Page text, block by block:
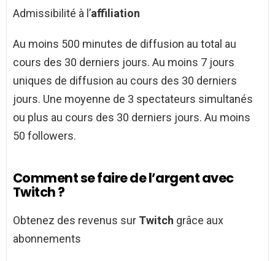
Admissibilité à l’affiliation
Au moins 500 minutes de diffusion au total au
cours des 30 derniers jours. Au moins 7 jours
uniques de diffusion au cours des 30 derniers
jours. Une moyenne de 3 spectateurs simultanés
ou plus au cours des 30 derniers jours. Au moins
50 followers.
Comment se faire de l’argent avec
Twitch ?
Obtenez des revenus sur Twitch grâce aux
abonnements